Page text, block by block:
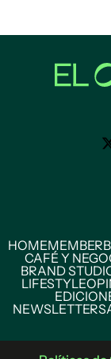
HOMEMEMBER
CAFÉ Y
BRAND
LIFESTYLE
NEWSLETTERS